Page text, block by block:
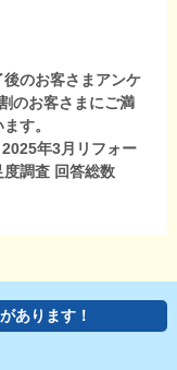
後のお客さまアンケ
のお客さまにご満
す。
年3月リフォー
調査 回答総数
あります！